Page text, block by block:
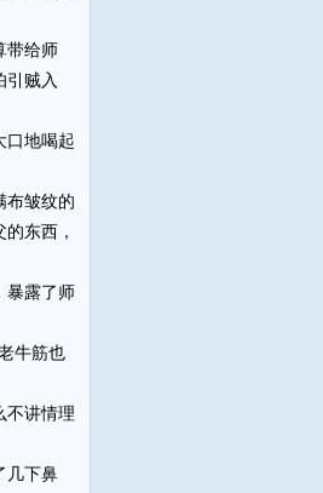
带给师
引贼入
口地喝起
布皱纹的
东西，
暴露了师
牛筋也
不讲情理
几下鼻